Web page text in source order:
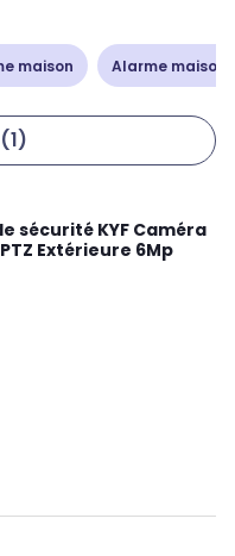
maison Alarme maison
(1)
sécurité KYF Caméra
Extérieure 6Mp